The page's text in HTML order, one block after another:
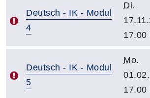
Deutsch - IK - Modul
4
Di.
17.00
Deutsch - IK - Modul
5
Mo.
17.00